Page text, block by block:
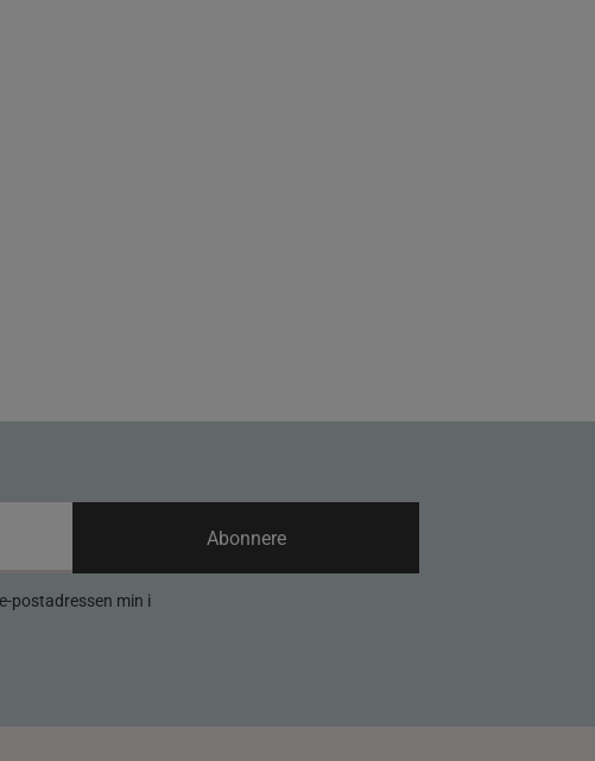
postadressen min i
Abonnere